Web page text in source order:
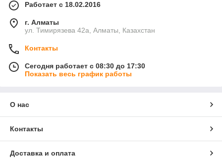
Работает с 18.02.2016
г. Алматы
ул. Тимирязева 42а, Алматы, Казахстан
Контакты
Сегодня работает с 08:30 до 17:30
Показать весь график работы
О нас
Контакты
Доставка и оплата